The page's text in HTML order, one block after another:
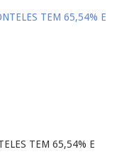
TEM 65,54% E